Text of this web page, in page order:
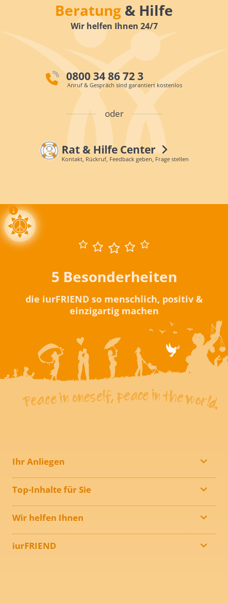
Beratung & Hilfe
Wir helfen Ihnen 24/7
0800 34 86 72 3
Anruf & Gespräch sind garantiert kostenlos
oder
Rat & Hilfe Center
Kontakt, Rückruf, Feedback geben, Frage stellen
5 Besonderheiten
die iurFRIEND so menschlich, positiv &
einzigartig machen
Ihr Anliegen
Top-Inhalte für Sie
Wir helfen Ihnen
iurFRIEND